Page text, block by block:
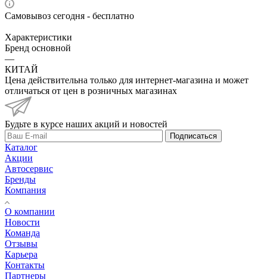
Самовывоз сегодня - бесплатно
Характеристики
Бренд основной
—
КИТАЙ
Цена действительна только для интернет-магазина и может
отличаться от цен в розничных магазинах
Будьте в курсе наших акций и новостей
Подписаться
Каталог
Акции
Автосервис
Бренды
Компания
О компании
Новости
Команда
Отзывы
Карьера
Контакты
Партнеры